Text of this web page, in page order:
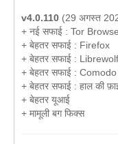
v4.0.110 (29 अगस्त
+ नई सफाई : Tor
+ बेहतर सफाई : Firefox
+ बेहतर सफाई : Librewolf
+ बेहतर सफाई :
+ बेहतर सफाई : हाल की
+ बेहतर यूआई
+ मामूली बग फिक्स